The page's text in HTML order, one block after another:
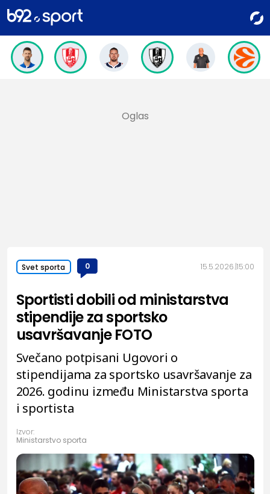
Svet sporta 0 15.5.2026. 15:00
Sportisti dobili od ministarstva
stipendije za sportsko
usavršavanje FOTO
Svečano potpisani Ugovori o
stipendijama za sportsko usavršavanje za
2026. godinu između Ministarstva sporta
i sportista
Izvor:
Ministarstvo sporta